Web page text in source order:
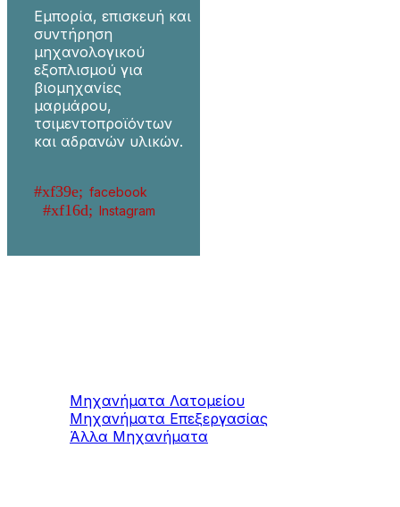
Εμπορία, επισκευή και
συντήρηση
μηχανολογικού
εξοπλισμού για
βιομηχανίες
μαρμάρου,
τσιμεντοπροϊόντων
και αδρανών υλικών.
facebook
Instagram
Μηχανήματα Λατομείου
Μηχανήματα Επεξεργασίας
Άλλα Μηχανήματα